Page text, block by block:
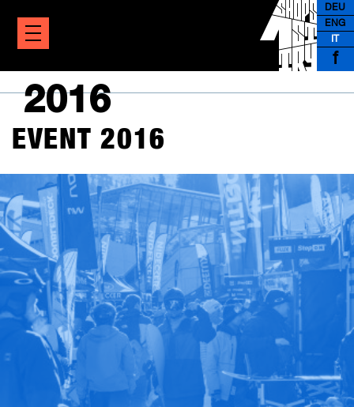
DEU
ENG
f
2016
EVENT 2016